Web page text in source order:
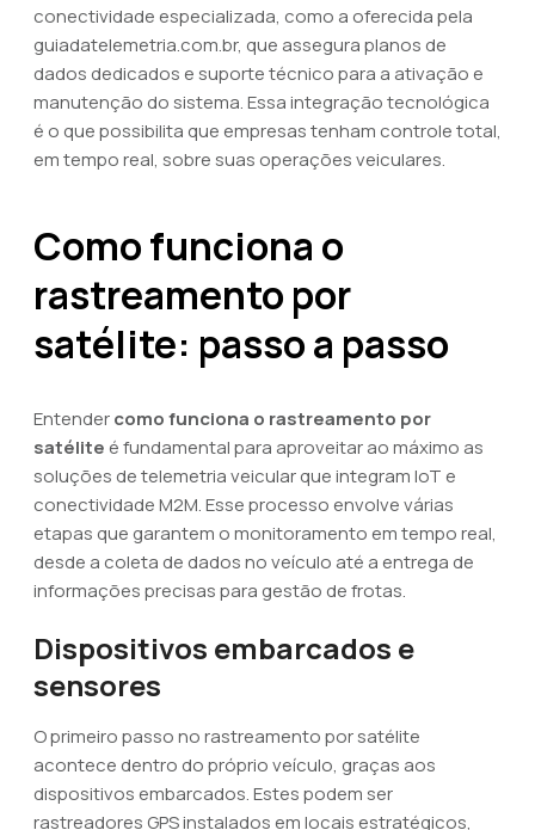
conectividade especializada, como a oferecida pela
guiadatelemetria.com.br, que assegura planos de
dados dedicados e suporte técnico para a ativação e
manutenção do sistema. Essa integração tecnológica
é o que possibilita que empresas tenham controle total,
em tempo real, sobre suas operações veiculares.
Como funciona o
rastreamento por
satélite: passo a passo
Entendercomo funciona o rastreamento por
satélite é fundamental para aproveitar ao máximo as
soluções de telemetria veicular que integram IoT e
conectividade M2M. Esse processo envolve várias
etapas que garantem o monitoramento em tempo real,
desde a coleta de dados no veículo até a entrega de
informações precisas para gestão de frotas.
Dispositivos embarcados e
sensores
O primeiro passo no rastreamento por satélite
acontece dentro do próprio veículo, graças aos
dispositivos embarcados. Estes podem ser
rastreadores GPS instalados em locais estratégicos,